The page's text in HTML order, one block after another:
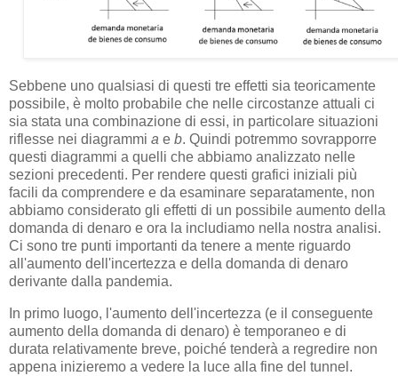
Sebbene uno qualsiasi di questi tre effetti sia teoricamente
possibile, è molto probabile che nelle circostanze attuali ci
sia stata una combinazione di essi, in particolare situazioni
riflesse nei diagrammi a e b. Quindi potremmo sovrapporre
questi diagrammi a quelli che abbiamo analizzato nelle
sezioni precedenti. Per rendere questi grafici iniziali più
facili da comprendere e da esaminare separatamente, non
abbiamo considerato gli effetti di un possibile aumento della
domanda di denaro e ora la includiamo nella nostra analisi.
Ci sono tre punti importanti da tenere a mente riguardo
all'aumento dell'incertezza e della domanda di denaro
derivante dalla pandemia.
In primo luogo, l'aumento dell'incertezza (e il conseguente
aumento della domanda di denaro) è temporaneo e di
durata relativamente breve, poiché tenderà a regredire non
appena inizieremo a vedere la luce alla fine del tunnel.